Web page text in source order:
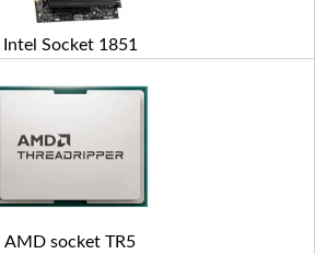
Intel Socket 1851
AMD socket TR5